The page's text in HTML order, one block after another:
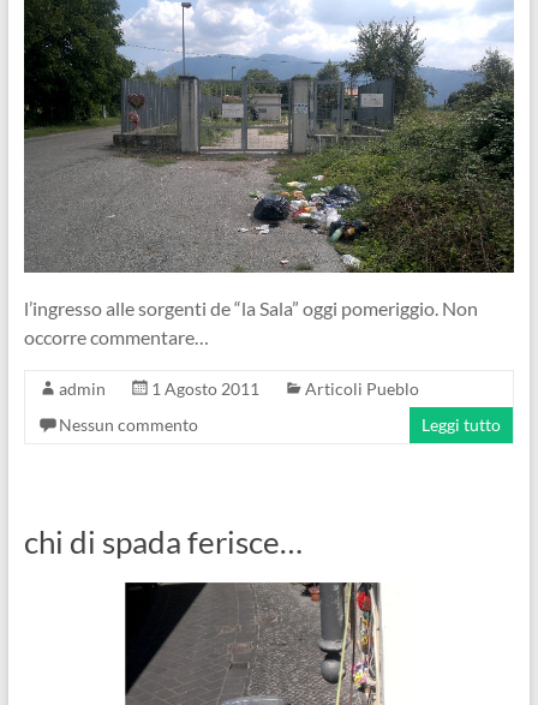
l’ingresso alle sorgenti de “la Sala” oggi pomeriggio. Non
occorre commentare…
admin 1 Agosto 2011
Articoli Pueblo
Nessun commento
Leggi tutto
chi di spada ferisce…